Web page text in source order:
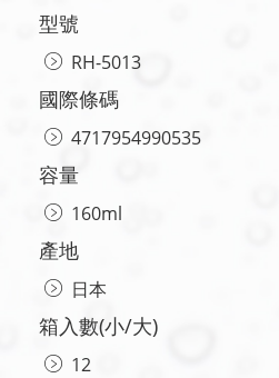
型號
RH-5013
國際條碼
4717954990535
容量
160ml
產地
日本
箱入數(小/大)
12